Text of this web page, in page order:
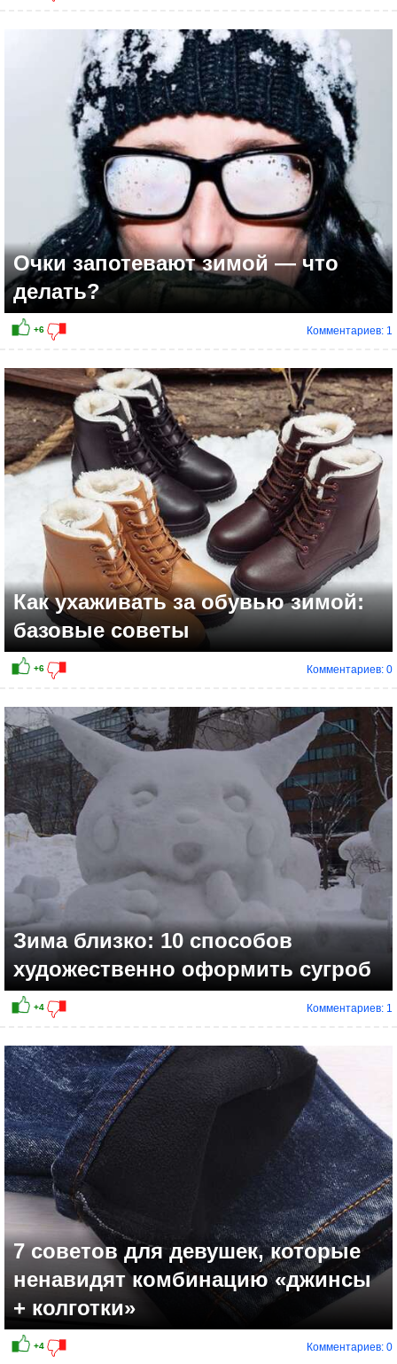
+3
+14
Очки запотевают зимой — что
делать?
Комментариев: 1
Как ухаживать за обувью зимой:
базовые советы
Комментариев: 0
Зима близко: 10 способов
художественно оформить сугроб
Комментариев: 1
7 советов для девушек, которые
ненавидят комбинацию «джинсы
+ колготки»
Комментариев: 0